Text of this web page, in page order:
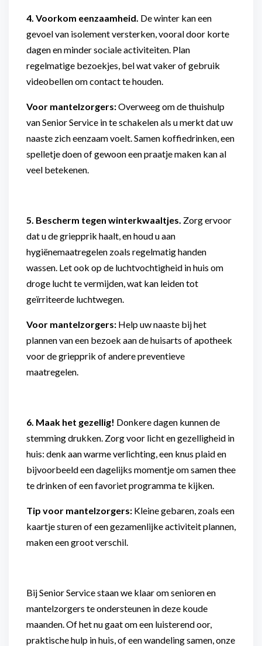
4. Voorkom eenzaamheid. De winter kan een
gevoel van isolement versterken, vooral door korte
dagen en minder sociale activiteiten. Plan
regelmatige bezoekjes, bel wat vaker of gebruik
videobellen om contact te houden.
Voor mantelzorgers:Overweeg om de thuishulp
van Senior Service in te schakelen als u merkt dat uw
naaste zich eenzaam voelt. Samen koffiedrinken, een
spelletje doen of gewoon een praatje maken kan al
veel betekenen.
5. Bescherm tegen winterkwaaltjes. Zorg ervoor
dat u de griepprik haalt, en houd u aan
hygiënemaatregelen zoals regelmatig handen
wassen. Let ook op de luchtvochtigheid in huis om
droge lucht te vermijden, wat kan leiden tot
geïrriteerde luchtwegen.
Voor mantelzorgers: Help uw naaste bij het
plannen van een bezoek aan de huisarts of apotheek
voor de griepprik of andere preventieve
maatregelen.
6. Maak het gezellig! Donkere dagen kunnen de
stemming drukken. Zorg voor licht en gezelligheid in
huis: denk aan warme verlichting, een knus plaid en
bijvoorbeeld een dagelijks momentje om samen thee
te drinken of een favoriet programma te kijken.
Tip voor mantelzorgers: Kleine gebaren, zoals een
kaartje sturen of een gezamenlijke activiteit plannen,
maken een groot verschil.
Bij Senior Service staan we klaar om senioren en
mantelzorgers te ondersteunen in deze koude
maanden. Of het nu gaat om een luisterend oor,
praktische hulp in huis, of een wandeling samen, onze